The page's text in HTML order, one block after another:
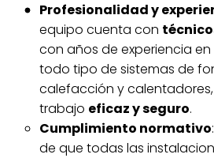
Profesionalidad y
equipo cuenta con
con años de experiencia
todo tipo de sistemas de
calefacción y
trabajo eficaz y seguro.
Cumplimiento normativo
de que todas las